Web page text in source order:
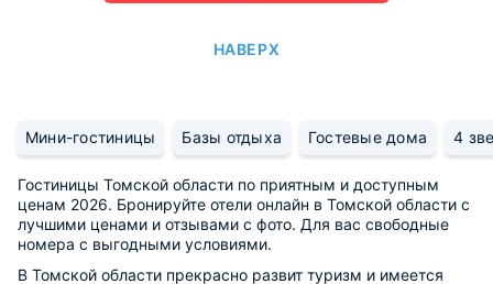
НАВЕРХ
Мини-гостиницы Базы отдыха Гостевые дома 4
Гостиницы Томской области по приятным и доступным
ценам 2026. Бронируйте отели онлайн в Томской области с
лучшими ценами и отзывами с фото. Для вас свободные
номера с выгодными условиями.
В Томской области прекрасно развит туризм и имеется